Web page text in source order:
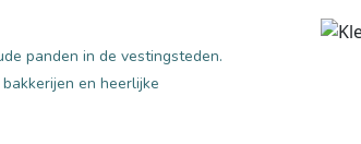
panden in de vestingsteden.
en heerlijke